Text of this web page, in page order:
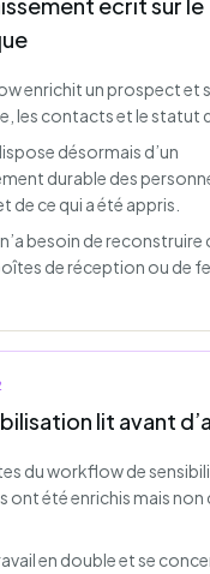
enrichit un prospect et
les contacts et le statut
désormais d’un
durable des
de ce qui a été appris.
besoin de reconstruire
de réception ou de
lit avant
du workflow de
ont été enrichis mais
en double et se